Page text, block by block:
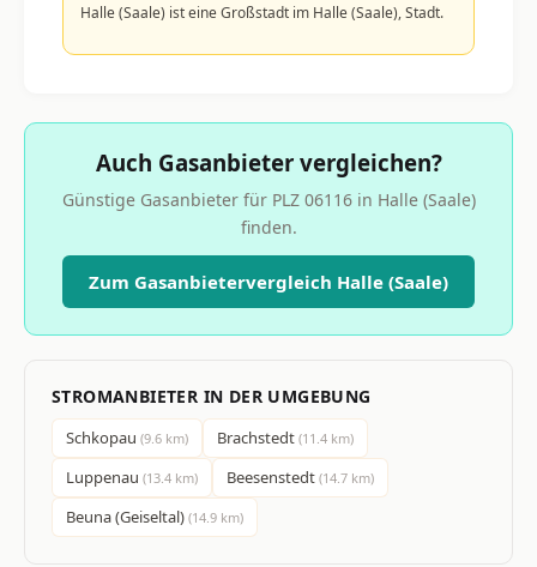
Halle (Saale) ist eine Großstadt im Halle (Saale), Stadt.
Auch Gasanbieter vergleichen?
Günstige Gasanbieter für PLZ 06116 in Halle (Saale)
finden.
Zum Gasanbietervergleich Halle (Saale)
STROMANBIETER IN DER UMGEBUNG
Schkopau (9.6 km) Brachstedt (11.4 km)
Luppenau (13.4 km) Beesenstedt (14.7 km)
Beuna (Geiseltal) (14.9 km)